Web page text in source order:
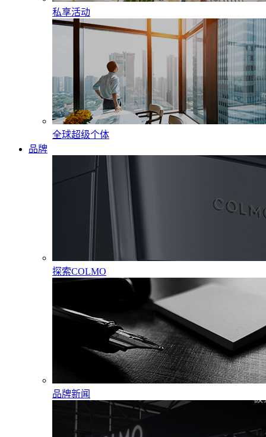
私享活动
全球超级个体
品牌
探索COLMO
品牌新闻